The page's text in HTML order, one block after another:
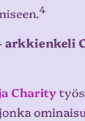
4
arkkienkeli
Charity